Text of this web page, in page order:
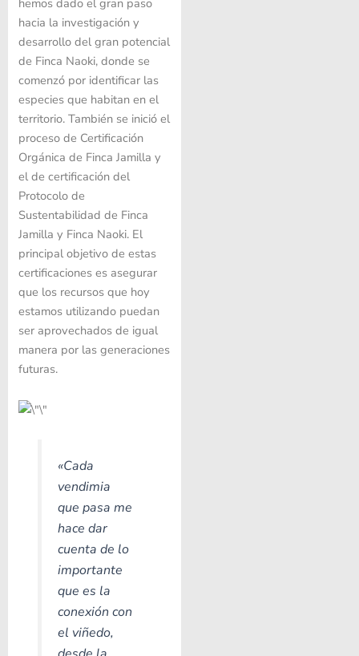
hacia la investigación y
desarrollo del gran potencial
de Finca Naoki, donde se
comenzó por identificar las
especies que habitan en el
territorio. También se inició el
proceso de Certificación
Orgánica de Finca Jamilla y
el de certificación del
Protocolo de
Sustentabilidad de Finca
Jamilla y Finca Naoki. El
principal objetivo de estas
certificaciones es asegurar
que los recursos que hoy
estamos utilizando puedan
ser aprovechados de igual
manera por las generaciones
futuras.
«Cada
vendimia
que pasa me
hace dar
cuenta de lo
importante
que es la
conexión con
el viñedo,